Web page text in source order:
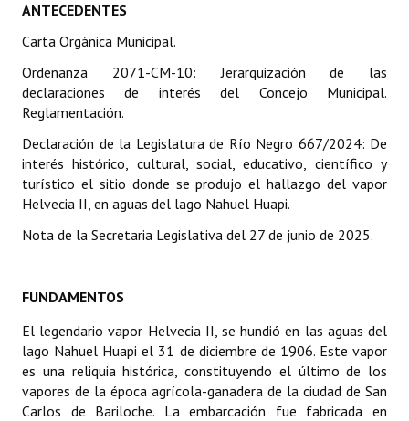
Carta Orgánica 2007
Reglamento Interno
Digesto
DOCUMENTOS
Informes de Gestión
Actas de Sesión
Informes de Unidad Coordinadora
Ejecución Presupuestaria
ANTECEDENTES
Carta Orgánica Municipal.
Ordenanza 2071-CM-10: Jerarquización de las
declaraciones de interés del Concejo Municipal.
Reglamentación.
Declaración de la Legislatura de Río Negro 667/2024: De
interés histórico, cultural, social, educativo, científico y
turístico el sitio donde se produjo el hallazgo del vapor
Helvecia II, en aguas del lago Nahuel Huapi.
Nota de la Secretaria Legislativa del 27 de junio de 2025.
FUNDAMENTOS
El legendario vapor Helvecia II, se hundió en las aguas del
lago Nahuel Huapi el 31 de diciembre de 1906. Este vapor
es una reliquia histórica, constituyendo el último de los
vapores de la época agrícola-ganadera de la ciudad de San
Carlos de Bariloche. La embarcación fue fabricada en